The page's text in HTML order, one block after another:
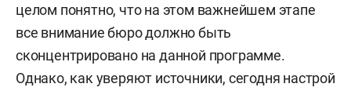
целом понятно, что на этом важнейшем этапе
все внимание бюро должно быть
сконцентрировано на данной программе.
Однако, как уверяют источники, сегодня настрой